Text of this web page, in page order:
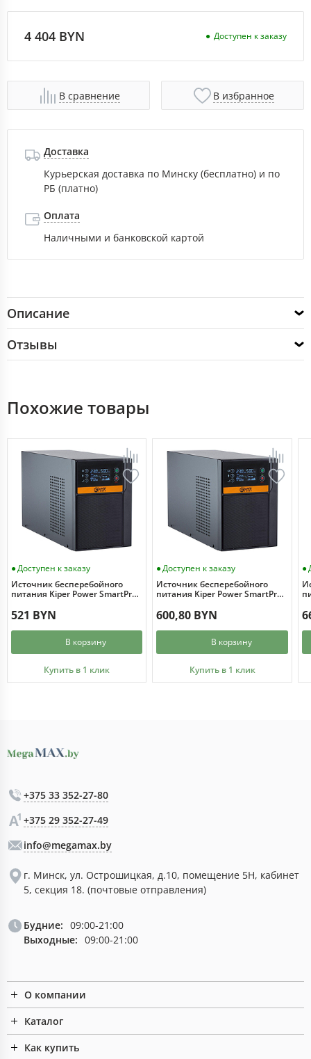
4 404 BYN Доступен к заказу
В сравнение В избранное
Доставка
Курьерская доставка по Минску (бесплатно) и по
РБ (платно)
Оплата
Наличными и банковской картой
Описание
Отзывы
Похожие товары
Доступен к заказу
Источник бесперебойного
питания Kiper Power SmartPro
521 BYN
В корзину
Купить в 1 клик
Доступен к заказу
Источник бесперебойного
питания Kiper Power SmartPro
600,80 BYN
В корзину
Купить в 1 клик
+375 33 352-27-80
+375 29 352-27-49
info@megamax.by
г. Минск, ул. Острошицкая, д.10, помещение 5Н, кабинет
5, секция 18. (почтовые отправления)
Будние: 09:00-21:00
Выходные: 09:00-21:00
О компании
Каталог
Как купить